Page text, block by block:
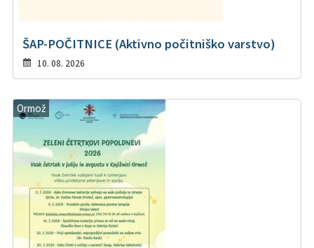
ŠAP-POČITNICE (Aktivno počitniško varstvo)
10. 08. 2026
Ormož